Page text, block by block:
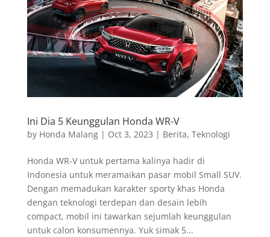
Ini Dia 5 Keunggulan Honda WR-V
by Honda Malang| Oct 3, 2023 | Berita, Teknologi
Honda WR-V untuk pertama kalinya hadir di
Indonesia untuk meramaikan pasar mobil Small SUV.
Dengan memadukan karakter sporty khas Honda
dengan teknologi terdepan dan desain lebih
compact, mobil ini tawarkan sejumlah keunggulan
untuk calon konsumennya. Yuk simak 5...